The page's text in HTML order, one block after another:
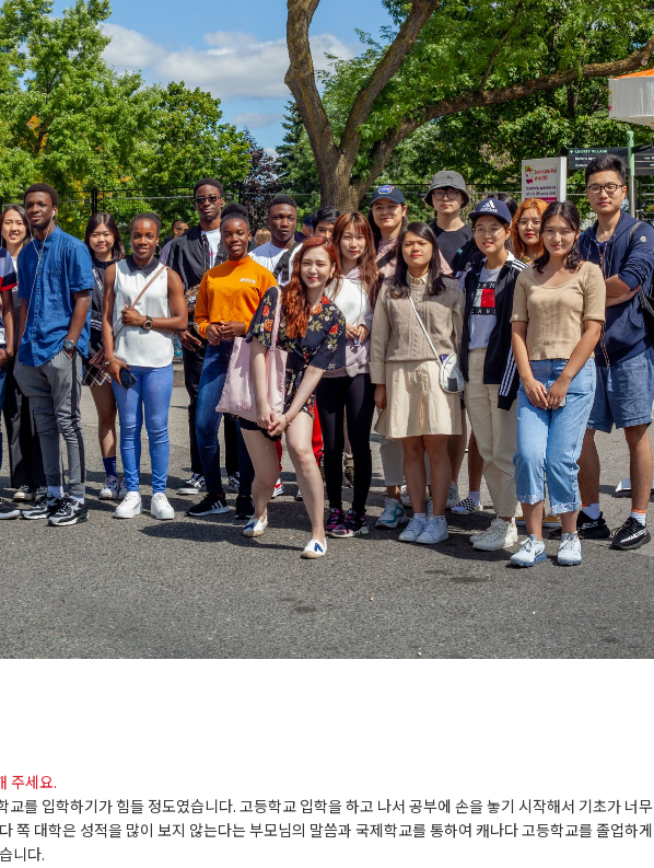
주세요.
교를 입학하기가힘들 정도였습니다. 고등학교 입학을하고 나서 공부에 손을놓기 시작해서 기초가 너무
쪽 대학은 성적을 많이 보지 않는다는부모님의 말씀과 국제학교를 통하여 캐나다고등학교를 졸업하게
니다.